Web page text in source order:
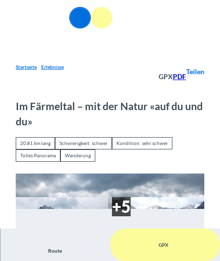
Suche Menü
Startseite Erlebnisse
GPXPDF
Teilen
Im Färmeltal – mit der Natur «auf du und
du»
20,81 km lang Schwierigkeit: schwer Kondition: sehr schwer
Tolles Panorama Wanderung
Route
GPX